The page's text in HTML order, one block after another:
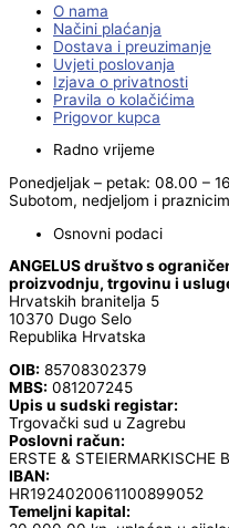
O nama
Načini plaćanja
Dostava i preuzimanje
Uvjeti poslovanja
Izjava o privatnosti
Pravila o kolačićima
Prigovor kupca
Radno vrijeme
Ponedjeljak – petak: 08.00 –
Subotom, nedjeljom i
Osnovni podaci
ANGELUS društvo s
proizvodnju, trgovinu i
Hrvatskih branitelja 5
10370 Dugo Selo
Republika Hrvatska
OIB: 85708302379
MBS: 081207245
Upis u sudski registar:
Trgovački sud u Zagrebu
Poslovni račun:
ERSTE & STEIERMARKISCHE
IBAN:
HR1924020061100899052
Temeljni kapital: